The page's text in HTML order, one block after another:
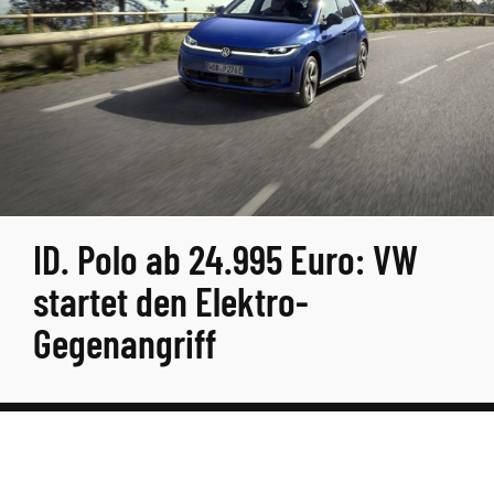
ID. Polo ab 24.995 Euro: VW
startet den Elektro-
Gegenangriff